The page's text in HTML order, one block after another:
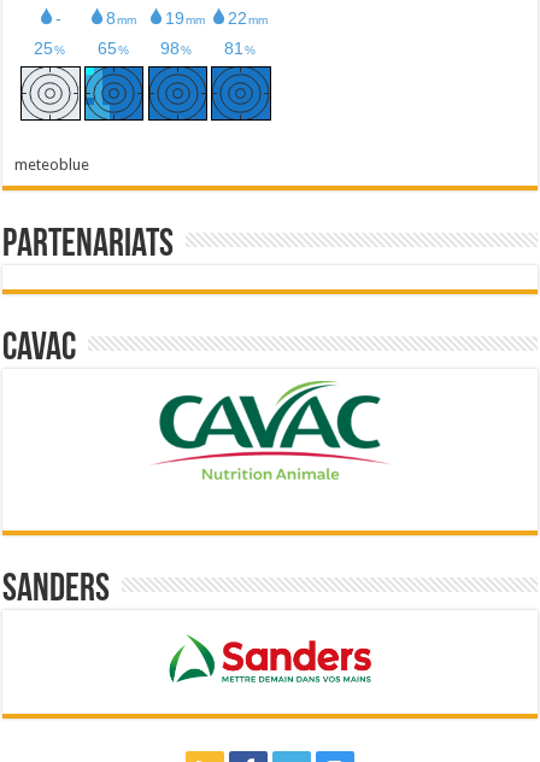
meteoblue
Partenariats
Cavac
Sanders